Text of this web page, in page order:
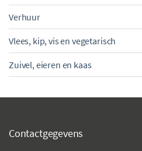
Verhuur
Vlees, kip, vis en vegetarisch
Zuivel, eieren en kaas
Contactgegevens